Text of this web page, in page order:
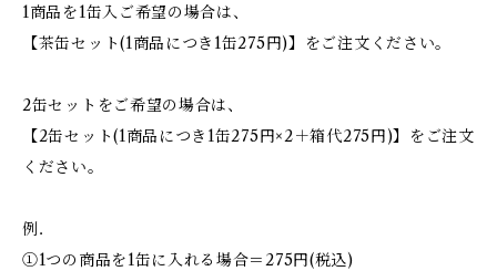
1商品を1缶入ご希望の場合は、
【茶缶セット(1商品につき1缶275円)】をご注文ください。
2缶セットをご希望の場合は、
【2缶セット(1商品につき1缶275円×2＋箱代275円)】をご注文
ください。
例．
①1つの商品を1缶に入れる場合＝275円(税込)